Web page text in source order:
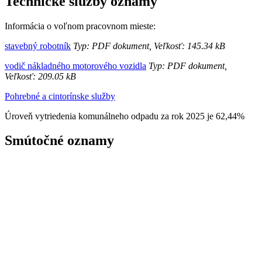
Informácia o voľnom pracovnom mieste:
stavebný robotník Typ: PDF dokument, Veľkosť: 145.34 kB
vodič nákladného motorového vozidla Typ: PDF dokument,
Veľkosť: 209.05 kB
Pohrebné a cintorínske služby
Úroveň vytriedenia komunálneho odpadu za rok 2025 je 62,44%
Smútočné oznamy